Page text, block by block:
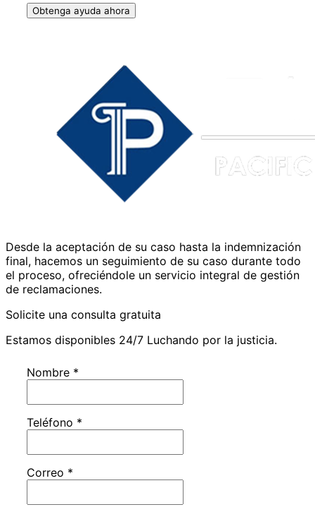
Obtenga ayuda ahora
Desde la aceptación de su caso hasta la indemnización
final, hacemos un seguimiento de su caso durante todo
el proceso, ofreciéndole un servicio integral de gestión
de reclamaciones.
Solicite una consulta gratuita
Estamos disponibles 24/7 Luchando por la justicia.
Nombre *
Teléfono *
Correo *